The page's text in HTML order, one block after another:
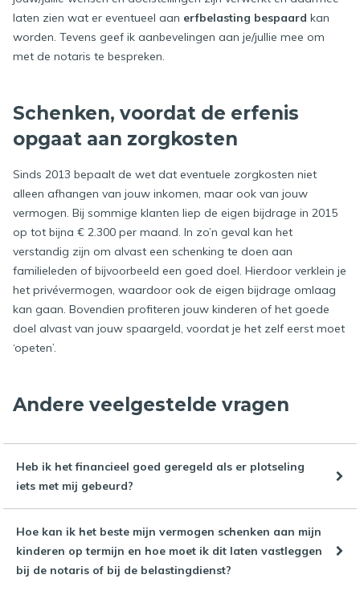
laten zien wat er eventueel aan erfbelasting bespaard kan
worden. Tevens geef ik aanbevelingen aan je/jullie mee om
met de notaris te bespreken.
Schenken, voordat de erfenis
opgaat aan zorgkosten
Sinds 2013 bepaalt de wet dat eventuele zorgkosten niet
alleen afhangen van jouw inkomen, maar ook van jouw
vermogen. Bij sommige klanten liep de eigen bijdrage in 2015
op tot bijna € 2.300 per maand. In zo’n geval kan het
verstandig zijn om alvast een schenking te doen aan
familieleden of bijvoorbeeld een goed doel. Hierdoor verklein je
het privévermogen, waardoor ook de eigen bijdrage omlaag
kan gaan. Bovendien profiteren jouw kinderen of het goede
doel alvast van jouw spaargeld, voordat je het zelf eerst moet
‘opeten’.
Andere veelgestelde vragen
Heb ik het financieel goed geregeld als er plotseling
iets met mij gebeurd?
Hoe kan ik het beste mijn vermogen schenken aan mijn
kinderen op termijn en hoe moet ik dit laten vastleggen
bij de notaris of bij de belastingdienst?